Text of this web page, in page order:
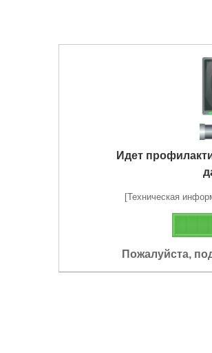
Идет
[Техническая
Пожалуйста,